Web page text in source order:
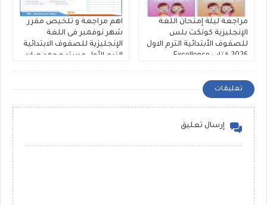
مراجعة ليلة إمتحان اللغة
الإنجليزية كونكت بلس
للصفوف الأبتدائية الترم الاول
2026 كتاب Excellence
اهم مراجعة و تلخيص مقرر
شهر نوفمبر فى اللغة
الإنجليزية للصفوف الابتدائية
الترم الأول مستر محمد صابر
تعليقات
إرسال تعليق